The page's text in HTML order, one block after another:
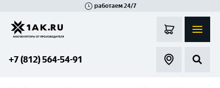
работаем 24/7
+7 (812) 564-54-91
Гатчина